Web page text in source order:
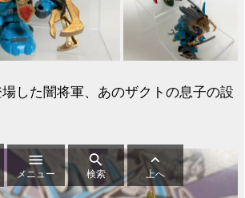
した闇将軍、あのザクトの息子の設

メニュー

検索

上へ